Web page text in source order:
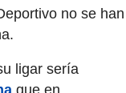
no se han
ligar sería